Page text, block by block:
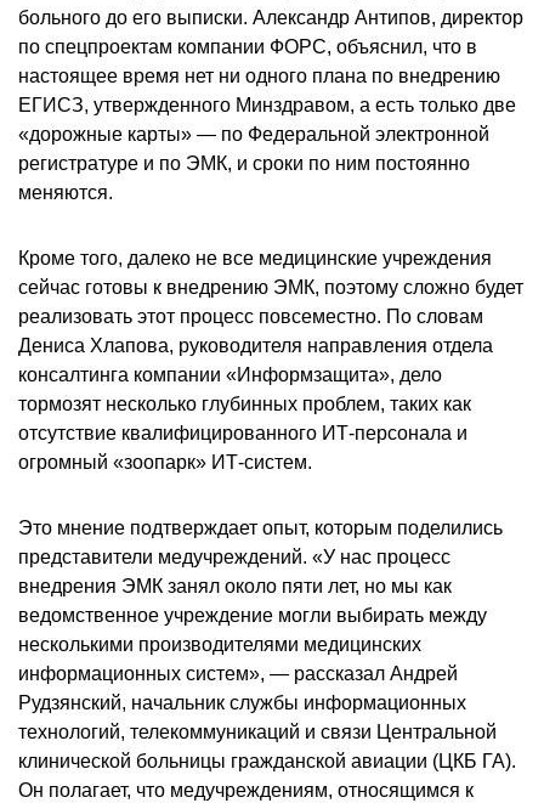
больного до его выписки. Александр Антипов, директор
по спецпроектам компании ФОРС, объяснил, что в
настоящее время нет ни одного плана по внедрению
ЕГИСЗ, утвержденного Минздравом, а есть только две
«дорожные карты» — по Федеральной электронной
регистратуре и по ЭМК, и сроки по ним постоянно
меняются.
Кроме того, далеко не все медицинские учреждения
сейчас готовы к внедрению ЭМК, поэтому сложно будет
реализовать этот процесс повсеместно. По словам
Дениса Хлапова, руководителя направления отдела
консалтинга компании «Информзащита», дело
тормозят несколько глубинных проблем, таких как
отсутствие квалифицированного ИТ-персонала и
огромный «зоопарк» ИТ-систем.
Это мнение подтверждает опыт, которым поделились
представители медучреждений. «У нас процесс
внедрения ЭМК занял около пяти лет, но мы как
ведомственное учреждение могли выбирать между
несколькими производителями медицинских
информационных систем», — рассказал Андрей
Рудзянский, начальник службы информационных
технологий, телекоммуникаций и связи Центральной
клинической больницы гражданской авиации (ЦКБ ГА).
Он полагает, что медучреждениям, относящимся к